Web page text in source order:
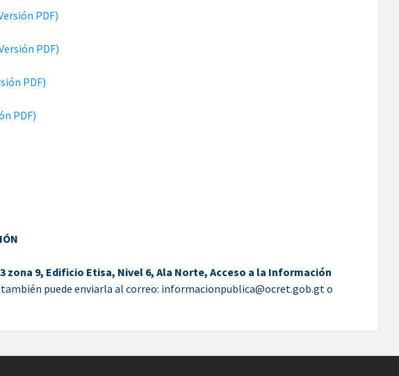
PDF)
PDF)
PDF)
PDF)
zona 9, Edificio Etisa, Nivel 6, Ala Norte, Acceso a la Información
también puede enviarla al correo: informacionpublica@ocret.gob.gt o